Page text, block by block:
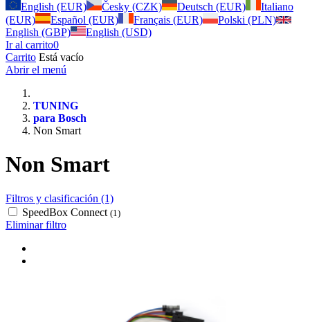
English (EUR)
Česky (CZK) Deutsch (EUR)
Italiano
(EUR)
Español (EUR) Français (EUR)
Polski (PLN)
English (GBP)
English (USD)
Ir al carrito0
Carrito Está vacío
Abrir el menú
TUNING
para Bosch
Non Smart
Non Smart
Filtros y clasificación (1)
SpeedBox Connect (1)
Eliminar filtro